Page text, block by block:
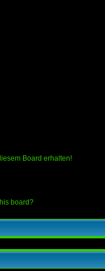
Board erhalten!
board?